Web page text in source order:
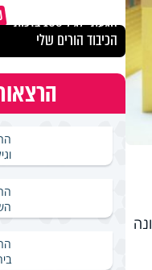
הגעתי לגיל 108 בזכות
הכיבוד הורים שלי